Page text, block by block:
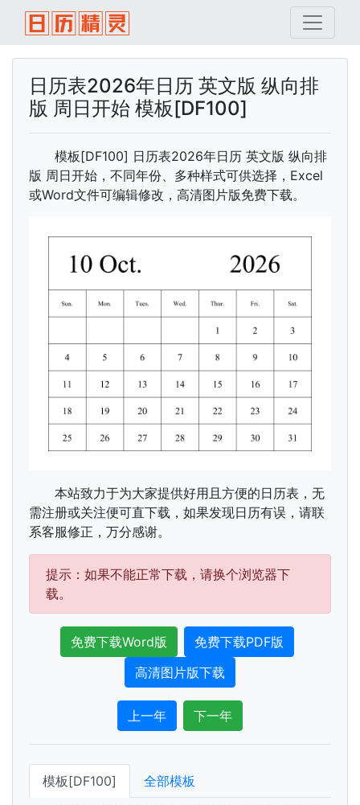
日历表2026年日历 英文版 纵向排
版 周日开始 模板[DF100]
模板[DF100] 日历表2026年日历 英文版 纵向排
版 周日开始，不同年份、多种样式可供选择，Excel
或Word文件可编辑修改，高清图片版免费下载。
本站致力于为大家提供好用且方便的日历表，无
需注册或关注便可直下载，如果发现日历有误，请联
系客服修正，万分感谢。
提示：如果不能正常下载，请换个浏览器下
载。
免费下载Word版
免费下载PDF版
高清图片版下载
上一年 下一年
模板[DF100] 全部模板